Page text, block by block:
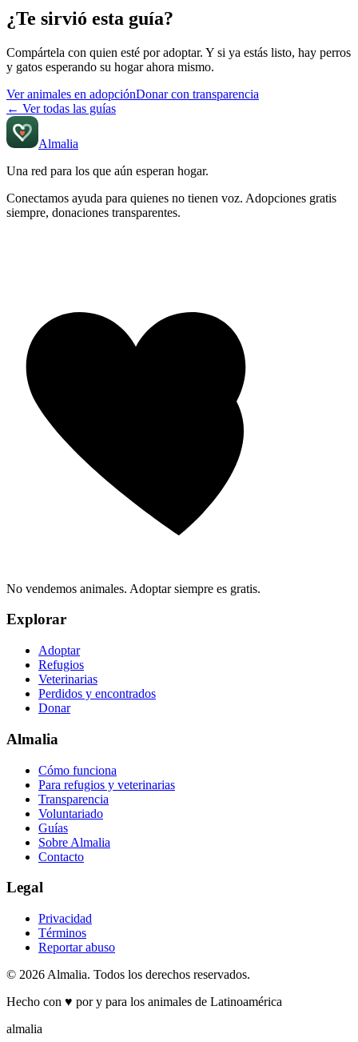
¿Te sirvió esta guía?
Compártela con quien esté por adoptar. Y si ya estás listo, hay perros
y gatos esperando su hogar ahora mismo.
Ver animales en adopciónDonar con transparencia
← Ver todas las guías
Almalia
Una red para los que aún esperan hogar.
Conectamos ayuda para quienes no tienen voz. Adopciones gratis
siempre, donaciones transparentes.
No vendemos animales. Adoptar siempre es gratis.
Explorar
Adoptar
Refugios
Veterinarias
Perdidos y encontrados
Donar
Almalia
Cómo funciona
Para refugios y veterinarias
Transparencia
Voluntariado
Guías
Sobre Almalia
Contacto
Legal
Privacidad
Términos
Reportar abuso
© 2026 Almalia. Todos los derechos reservados.
Hecho con ♥ por y para los animales de Latinoamérica
almalia